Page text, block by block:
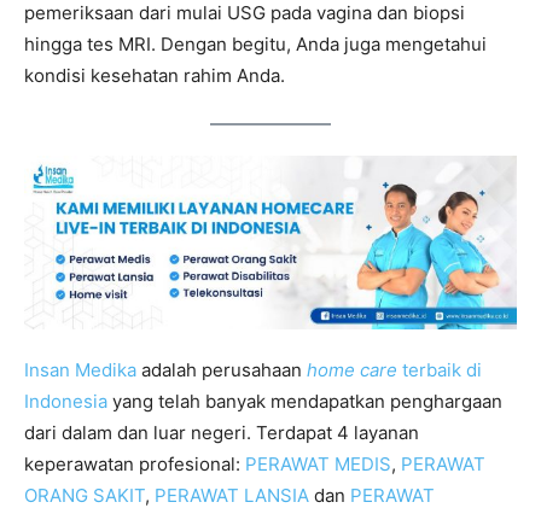
pemeriksaan dari mulai USG pada vagina dan biopsi
hingga tes MRI. Dengan begitu, Anda juga mengetahui
kondisi kesehatan rahim Anda.
Insan Medika adalah perusahaan home care terbaik di
Indonesia yang telah banyak mendapatkan penghargaan
dari dalam dan luar negeri. Terdapat 4 layanan
keperawatan profesional: PERAWAT MEDIS, PERAWAT
ORANG SAKIT, PERAWAT LANSIA dan PERAWAT